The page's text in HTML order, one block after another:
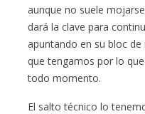
aunque no suele
dará la clave para
apuntando en su bloc
que tengamos por lo
todo momento.
El salto técnico lo